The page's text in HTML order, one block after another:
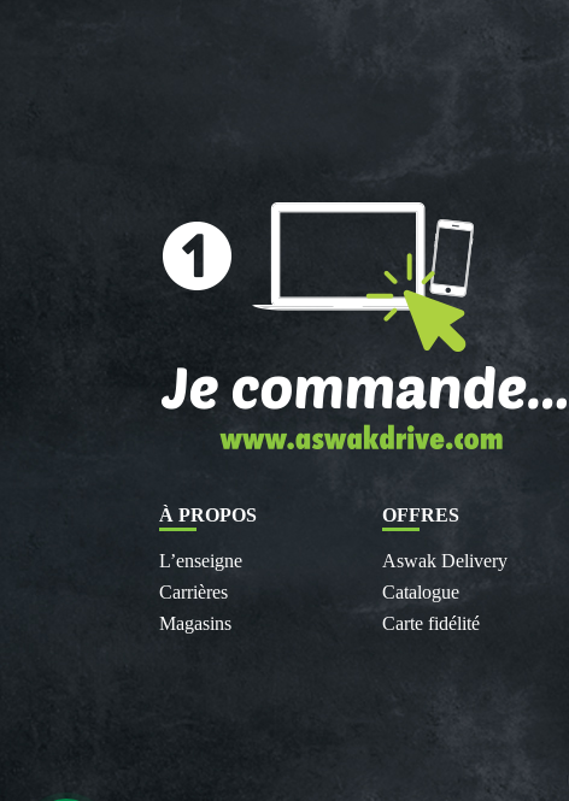
À PROPOS
L’enseigne
Carrières
Magasins
OFFRES
Aswak Delivery
Catalogue
Carte fidélité